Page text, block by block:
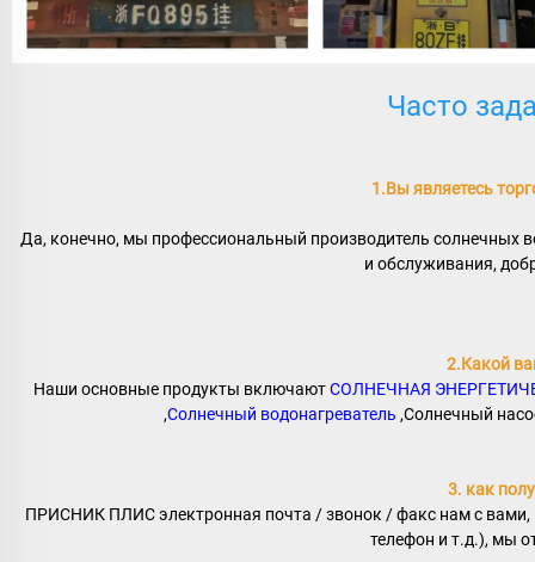
Часто
1.Вы являетесь
Да, конечно, мы профессиональный производитель солнечных
и обслуживания,
2.Какой
Наши основные продукты включают СОЛНЕЧНАЯ
,Солнечный водонагреватель ,Солнечный
3. как
ПРИСНИК ПЛИС электронная почта / звонок / факс нам с вами,
телефон и т.д.), мы